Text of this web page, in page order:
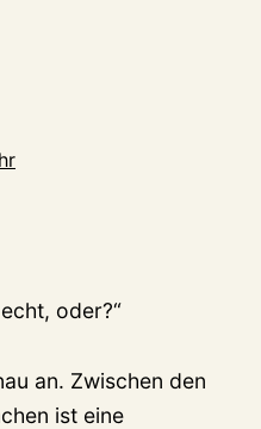
oder?“
an. Zwischen den
ist eine